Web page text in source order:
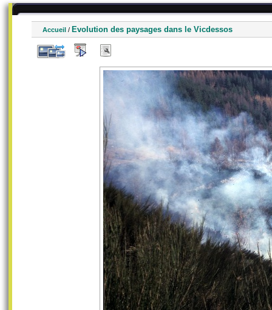
Accueil / Evolution des paysages dans le Vicdessos